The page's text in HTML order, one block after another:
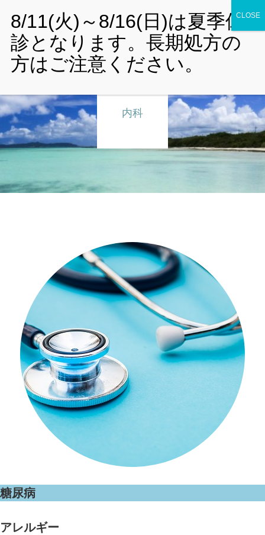
までのこうじクリニック
内科
糖尿病
アレルギー
HOME
一般外来予約（成人・小児）
予防接種・乳児健診予約
インフルエンザワクチン予約
アクセス